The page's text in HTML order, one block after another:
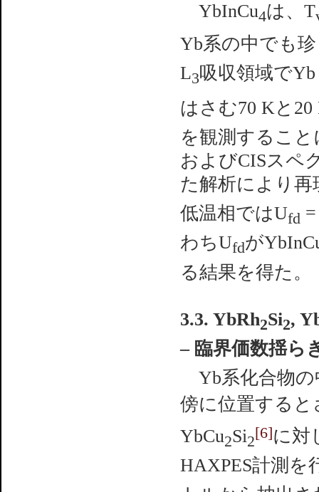
YbInCu4は、T
Yb系の中でも
L3吸収領域で
はさむ70 Kと
を観測すること
およびCISスペ
た解析により
低温相ではUfd
わちUfdが
る結果を得た。
3.3. YbRh2Si2,
– 臨界価数揺ら
Yb系化合物の
傍に位置すると
YbCu2Si2
[6]に対
HAXPES計測を